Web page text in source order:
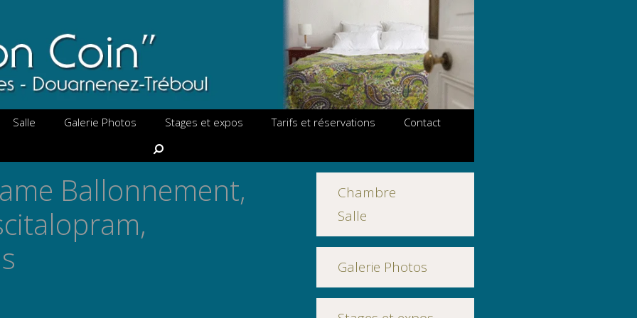
Salle Galerie Photos Stages et expos Tarifs et réservations
Contact
Ballonnement,
Chambre
Salle
Galerie Photos